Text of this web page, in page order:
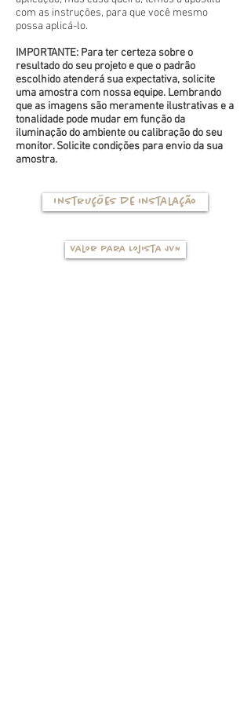
com as instruções, para que você mesmo
possa aplicá-lo.
IMPORTANTE: Para ter certeza sobre o
resultado do seu projeto e que o padrão
escolhido atenderá sua expectativa, solicite
uma amostra com nossa equipe. Lembrando
que as imagens são meramente ilustrativas e a
tonalidade pode mudar em função da
iluminação do ambiente ou calibração do seu
monitor. Solicite condições para envio da sua
amostra.
Instruções de instalação
Valor para Lojista JVN